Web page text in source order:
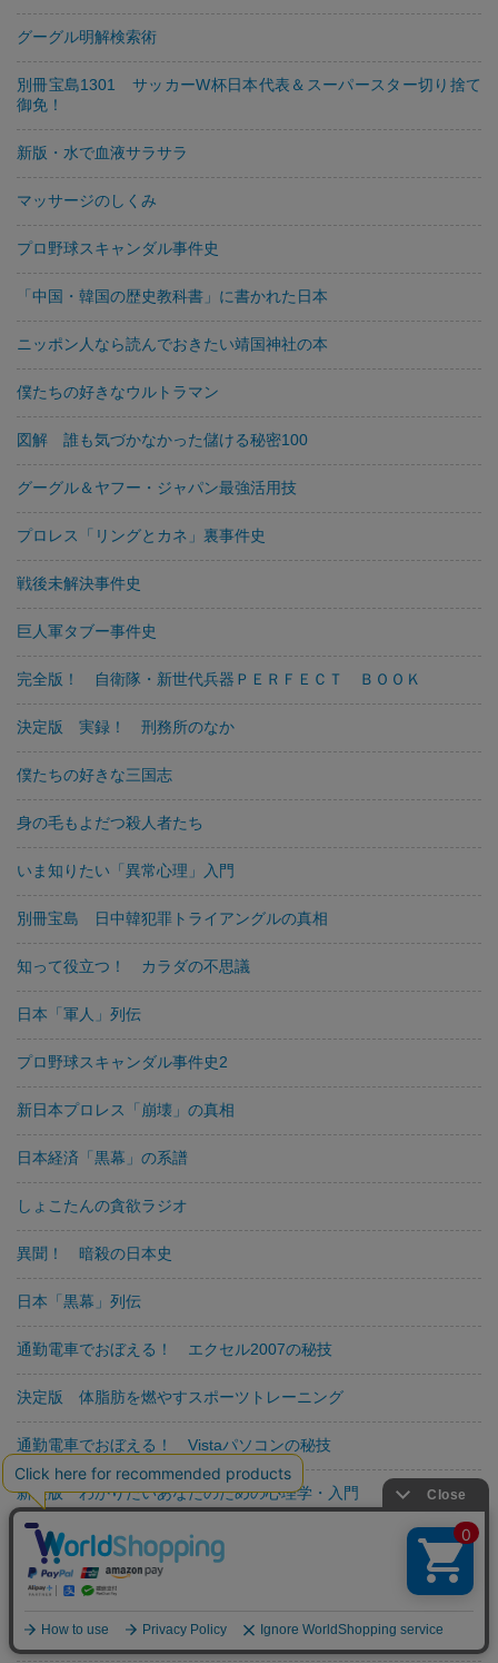
グーグル明解検索術
別冊宝島1301 サッカーW杯日本代表＆スーパースター切り捨て
御免！
新版・水で血液サラサラ
マッサージのしくみ
プロ野球スキャンダル事件史
「中国・韓国の歴史教科書」に書かれた日本
ニッポン人なら読んでおきたい靖国神社の本
僕たちの好きなウルトラマン
図解 誰も気づかなかった儲ける秘密100
グーグル＆ヤフー・ジャパン最強活用技
プロレス「リングとカネ」裏事件史
戦後未解決事件史
巨人軍タブー事件史
完全版！ 自衛隊・新世代兵器ＰＥＲＦＥＣＴ ＢＯＯＫ
決定版 実録！ 刑務所のなか
僕たちの好きな三国志
身の毛もよだつ殺人者たち
いま知りたい「異常心理」入門
別冊宝島 日中韓犯罪トライアングルの真相
知って役立つ！ カラダの不思議
日本「軍人」列伝
プロ野球スキャンダル事件史2
新日本プロレス「崩壊」の真相
日本経済「黒幕」の系譜
しょこたんの貪欲ラジオ
異聞！ 暗殺の日本史
日本「黒幕」列伝
通勤電車でおぼえる！ エクセル2007の秘技
決定版 体脂肪を燃やすスポーツトレーニング
通勤電車でおぼえる！ Vistaパソコンの秘技
新装版 わかりたいあなたのための心理学・入門
新装版 「陰謀」大全
新装版 精神病を知る本
日本「アウトロー」列伝